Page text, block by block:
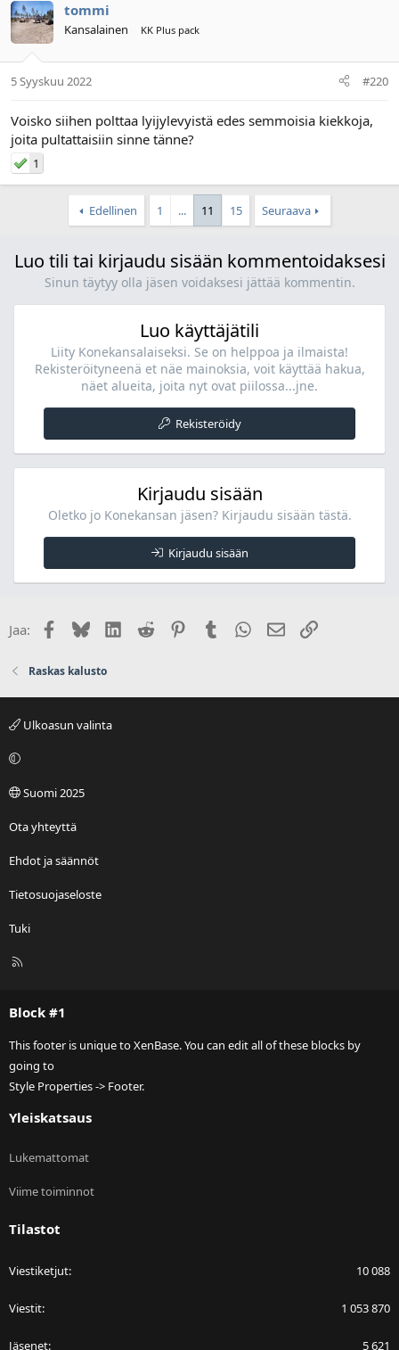
tommi
Kansalainen KK Plus pack
5 Syyskuu 2022 #220
Voisko siihen polttaa lyijylevyistä edes semmoisia kiekkoja,
joita pultattaisiin sinne tänne?
1
Edellinen 1 ... 11 15 Seuraava
Luo tili tai kirjaudu sisään kommentoidaksesi
Sinun täytyy olla jäsen voidaksesi jättää kommentin.
Luo käyttäjätili
Liity Konekansalaiseksi. Se on helppoa ja ilmaista!
Rekisteröityneenä et näe mainoksia, voit käyttää hakua,
näet alueita, joita nyt ovat piilossa...jne.
Rekisteröidy
Kirjaudu sisään
Oletko jo Konekansan jäsen? Kirjaudu sisään tästä.
Kirjaudu sisään
Jaa: Facebook
BlueskyLinkedIn
Reddit PinterestTumblr WhatsApp
Sähköposti
Linkki
Raskas kalusto
Ulkoasun valinta
Suomi 2025
Ota yhteyttä
Ehdot ja säännöt
Tietosuojaseloste
Tuki
R
Block #1
This footer is unique to XenBase. You can edit all of these blocks by
going to
Style Properties -> Footer.
Yleiskatsaus
Lukemattomat
Viime toiminnot
Tilastot
Viestiketjut 10 088
Viestit 1 053 870
Jäsenet 5 621